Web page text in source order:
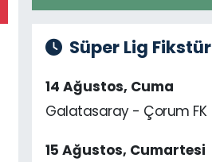
Süper Lig Fikstür
14 Ağustos, Cuma
Galatasaray - Çorum FK
15 Ağustos, Cumartesi